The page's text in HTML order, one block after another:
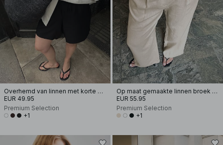
Overhemd van linnen met korte mouwen
EUR 49.95
Premium Selection
+1
Op maat gemaakte linnen broek met wijde pijpen
EUR 55.95
Premium Selection
+1